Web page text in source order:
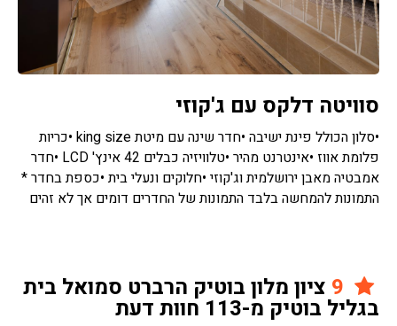
סוויטה דלקס עם ג'קוזי
•סלון הכולל פינת ישיבה •חדר שינה עם מיטת king size •כריות
פלומת אווז •אינטרנט מהיר •טלוויזיה כבלים 42 אינץ' LCD •חדר
אמבטיה מאבן ירושלמית וג'קוזי •חלוקים ונעלי בית •כספת בחדר *
התמונות להמחשה בלבד התמונות של החדרים דומים אך לא זהים
ציון מלון בוטיק הרברט סמואל בית
בגליל בוטיק מ-113 חוות דעת